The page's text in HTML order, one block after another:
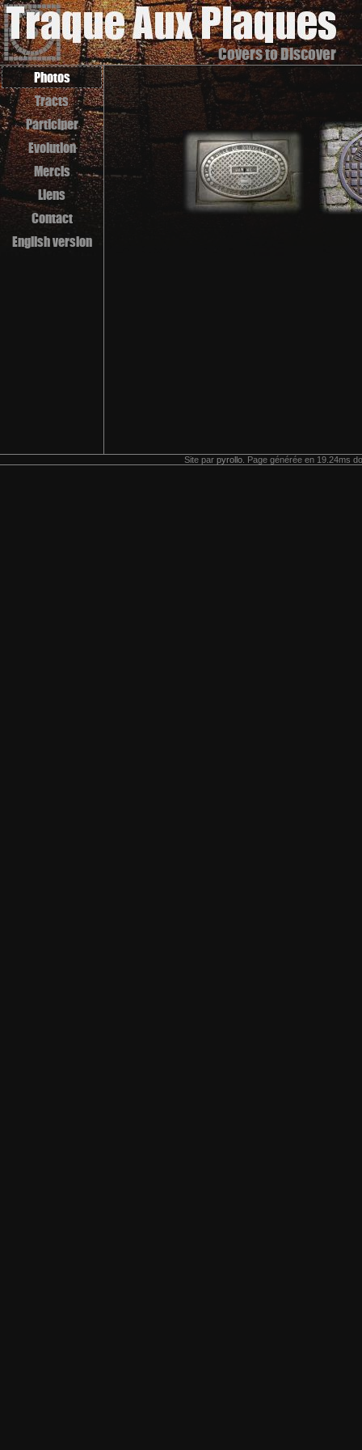
Covers to Discover
Photos
Tracts
Participer
Evolution
Mercis
Liens
Contact
English version
Site par pyrollo . Page générée en 19.24ms